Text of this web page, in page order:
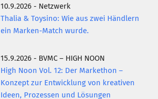
10.9.2026 - Netzwerk
Thalia & Toysino: Wie aus zwei Händlern
ein Marken-Match wurde.
15.9.2026 - BVMC – HIGH NOON
High Noon Vol. 12: Der Markethon –
Konzept zur Entwicklung von kreativen
Ideen, Prozessen und Lösungen